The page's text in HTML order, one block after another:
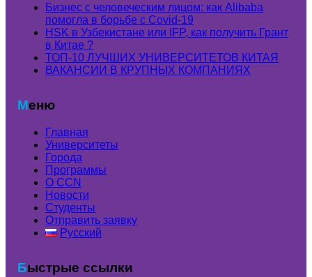
Бизнес с человеческим лицом: как Alibaba
помогла в борьбе с Covid-19
HSK в Узбекистане или IFP, как получить Грант
в Китае ?
ТОП-10 ЛУЧШИХ УНИВЕРСИТЕТОВ КИТАЯ
ВАКАНСИИ В КРУПНЫХ КОМПАНИЯХ
Меню
Главная
Университеты
Города
Программы
О CCN
Новости
Студенты
Отправить заявку
Русский
Быстрые ссылки